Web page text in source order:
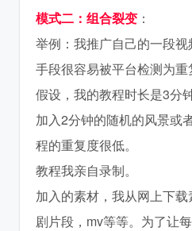
模式二：组合裂变 ：
举例：我推广自己的一段
手段很容易被平台检测为重
假设，我的教程时长是3分
加入2分钟的随机的风景或
程的重复度很低。
教程我亲自录制。
加入的素材，我从网上下
剧片段，mv等等。为了让